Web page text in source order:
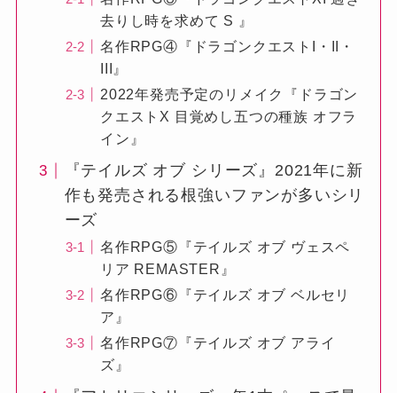
去りし時を求めて S 』
名作RPG④『ドラゴンクエストI・II・
III』
2022年発売予定のリメイク『ドラゴン
クエストX 目覚めし五つの種族 オフラ
イン』
『テイルズ オブ シリーズ』2021年に新
作も発売される根強いファンが多いシリ
ーズ
名作RPG⑤『テイルズ オブ ヴェスペ
リア REMASTER』
名作RPG⑥『テイルズ オブ ベルセリ
ア』
名作RPG⑦『テイルズ オブ アライ
ズ』